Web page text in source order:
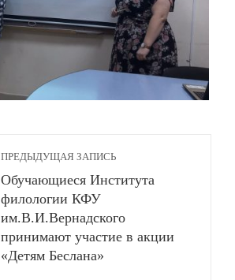
ПРЕДЫДУЩАЯ ЗАПИСЬ
Обучающиеся Института
филологии КФУ
им.В.И.Вернадского
принимают участие в акции
«Детям Беслана»